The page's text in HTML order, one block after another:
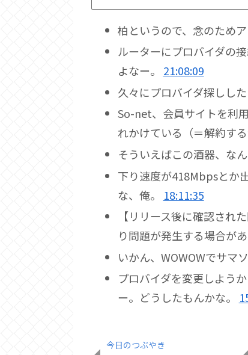
柏というので、念のため
ルーターにプロバイダの
よなー。 21:08:09
久々にプロバイダ探しし
So-net、会員サイトを利
れかけている（＝解約す
そういえばこの酒器、な
下り速度が418Mbpsとか
な、俺。 18:11:35
【リリース後に確認され
り問題が発生する場合が
いかん、WOWOWでサマ
プロバイダを変更しよう
ー。どうしたもんかな。
今日のつぶやき